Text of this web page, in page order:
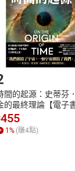
訂單為單位進
用？
具
間的起源：史蒂芬
的最終理論【電子書
455
1 % (賺4點)